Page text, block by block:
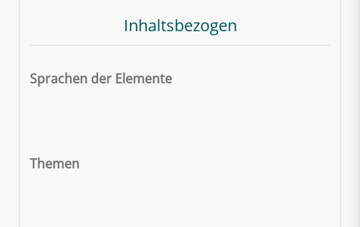
Inhaltsbezogen
Sprachen der Elemente
Themen